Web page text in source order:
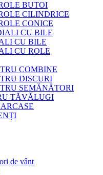
BUTOI
CILINDRICE
CONICE
CU BILE
CU BILE
CU ROLE
COMBINE
DISCURI
SEMĂNĂTORI
TĂVĂLUGI
de vânt